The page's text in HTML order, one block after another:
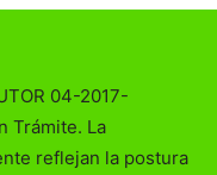
04-2017-
Trámite. La
reflejan la postura